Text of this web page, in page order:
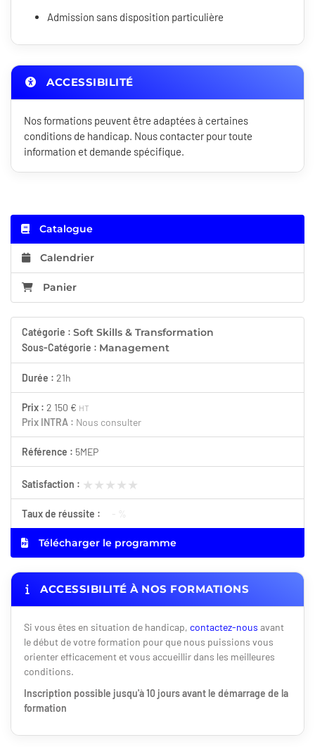
Admission sans disposition particulière
ACCESSIBILITÉ
Nos formations peuvent être adaptées à certaines
conditions de handicap. Nous contacter pour toute
information et demande spécifique.
Catalogue
Calendrier
Panier
Catégorie : Soft Skills & Transformation
Sous-Catégorie : Management
Durée : 21h
Prix : 2 150 € HT
Prix INTRA : Nous consulter
Référence : 5MEP
Satisfaction : ★★★★★
★★★★★
Taux de réussite : - %
Télécharger le programme
ACCESSIBILITÉ À NOS FORMATIONS
Si vous êtes en situation de handicap, contactez-nous avant
le début de votre formation pour que nous puissions vous
orienter efficacement et vous accueillir dans les meilleures
conditions.
Inscription possible jusqu'à 10 jours avant le démarrage de la
formation